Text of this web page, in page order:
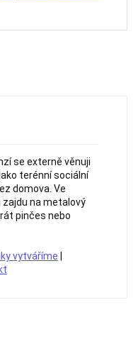
se externě věnuji
terénní sociální
domova. Ve
na metalový
pinčes nebo
vytváříme